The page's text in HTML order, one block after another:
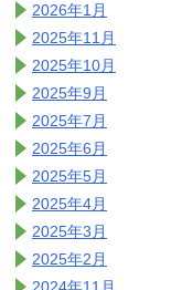
2026年1月
2025年11月
2025年10月
2025年9月
2025年7月
2025年6月
2025年5月
2025年4月
2025年3月
2025年2月